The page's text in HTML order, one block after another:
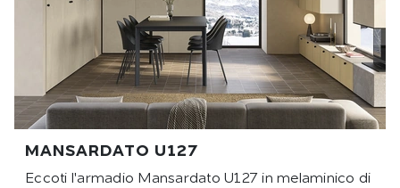
MANSARDATO U127
Eccoti l'armadio Mansardato U127 in melaminico di